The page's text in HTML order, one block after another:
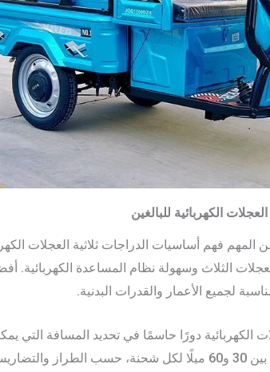
فهم أساسيات الدراجات ثلاثية العجلات
الثلاث وسهولة نظام المساعدة الكهربائية.
لجميع الأعمار والقدرات البدنية.
الكهربائية دورًا حاسمًا في تحديد المسافة
ثلاثية العجلات الكهربائية للبالغين بين 30 و60 ميلًا